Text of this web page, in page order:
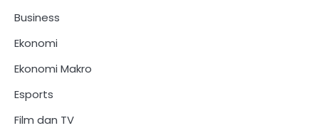
Business
Ekonomi
Ekonomi Makro
Esports
Film dan TV